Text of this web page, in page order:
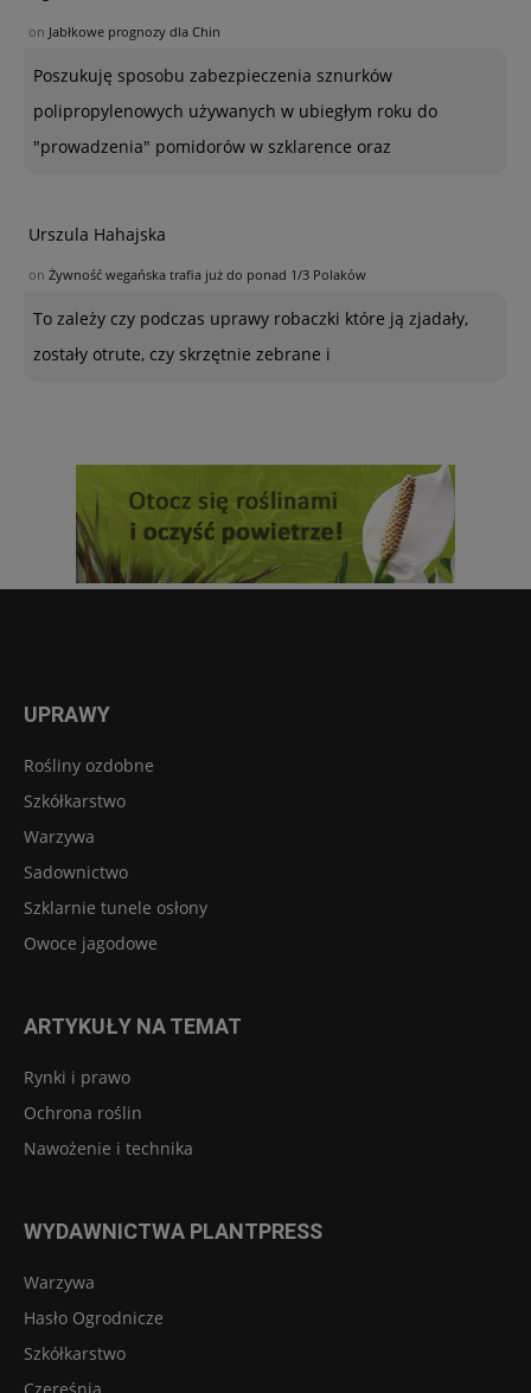
on Jabłkowe prognozy dla Chin
Poszukuję sposobu zabezpieczenia sznurków
polipropylenowych używanych w ubiegłym roku do
"prowadzenia" pomidorów w szklarence oraz
Urszula Hahajska
on Żywność wegańska trafia już do ponad 1/3 Polaków
To zależy czy podczas uprawy robaczki które ją zjadały,
zostały otrute, czy skrzętnie zebrane i
UPRAWY
Rośliny ozdobne
Szkółkarstwo
Warzywa
Sadownictwo
Szklarnie tunele osłony
Owoce jagodowe
ARTYKUŁY NA TEMAT
Rynki i prawo
Ochrona roślin
Nawożenie i technika
WYDAWNICTWA PLANTPRESS
Warzywa
Hasło Ogrodnicze
Szkółkarstwo